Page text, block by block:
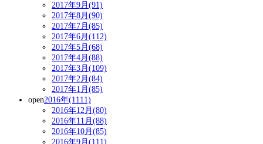
2017年9月(91)
2017年8月(90)
2017年7月(85)
2017年6月(112)
2017年5月(68)
2017年4月(88)
2017年3月(109)
2017年2月(84)
2017年1月(85)
open2016年(1111)
2016年12月(80)
2016年11月(88)
2016年10月(85)
2016年9月(111)